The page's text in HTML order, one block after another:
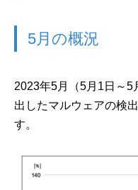
5月の概況
2023年5月（5月1日～5
出したマルウェアの検
す。